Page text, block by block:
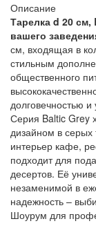
Описание
Тарелка d 20
вашего
см, входящая в
стильным
общественного
долговечностью
Серия Baltic Grey
дизайном в серых
интерьер кафе,
подходит для
десертов. Её
незаменимой в
надежность –
Шоурум для